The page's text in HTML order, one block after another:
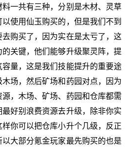
一共有三种，分别是木材、灵草
使用仙玉购买的，但是我们不到
购买了，因为实在是太亏了，这
关键，他们能够升级聚灵阵，提
量，这是我们技能提升的重要途
场，然后矿场和药园对点，因为
，木场、矿场、药园和仓库都需
好别浪费资源去升级，除非你实
你可以把仓库小升个几级，反正
大部分氪金玩家最先购买的也是